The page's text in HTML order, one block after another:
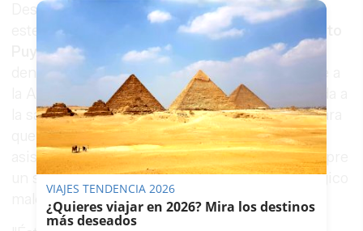
DesdeCSIF Cádiz
, ha dicho en declaraciones a
este periódico su responsable provincial,
Puyana, "llevamos meses, incluso años,
denunciando el abandono al que el SAS somete a
la Atención Primaria, que es la puerta de entrada a
la sanidad pública. La falta de contrataciones para
que las plantillas puedan asumir la carga
asistencial con la máxima calidad, supone siempre
un sobreesfuerzo para los profesionales y el lógico
malestar entre los usuarios".
VIAJES TENDENCIA 2026
¿Quieres viajar en 2026? Mira los destinos
más deseados